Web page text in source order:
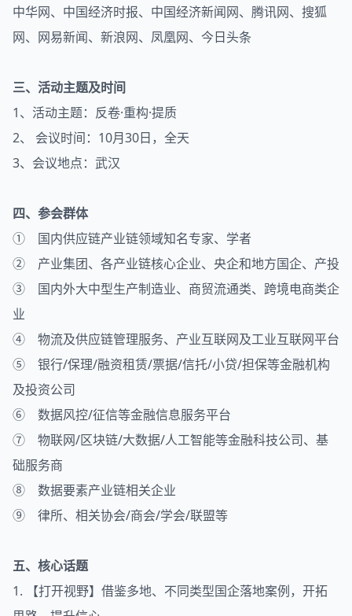
中华网、中国经济时报、中国经济新闻网、腾讯网、搜狐
网、网易新闻、新浪网、凤凰网、今日头条
三、活动主题及时间
1、活动主题：反卷·重构·提质
2、 会议时间：10月30日，全天
3、会议地点：武汉
四、参会群体
① 国内供应链产业链领域知名专家、学者
② 产业集团、各产业链核心企业、央企和地方国企、产投
③ 国内外大中型生产制造业、商贸流通类、跨境电商类企
业
④ 物流及供应链管理服务、产业互联网及工业互联网平台
⑤ 银行/保理/融资租赁/票据/信托/小贷/担保等金融机构
及投资公司
⑥ 数据风控/征信等金融信息服务平台
⑦ 物联网/区块链/大数据/人工智能等金融科技公司、基
础服务商
⑧ 数据要素产业链相关企业
⑨ 律所、相关协会/商会/学会/联盟等
五、核心话题
1. 【打开视野】借鉴多地、不同类型国企落地案例，开拓